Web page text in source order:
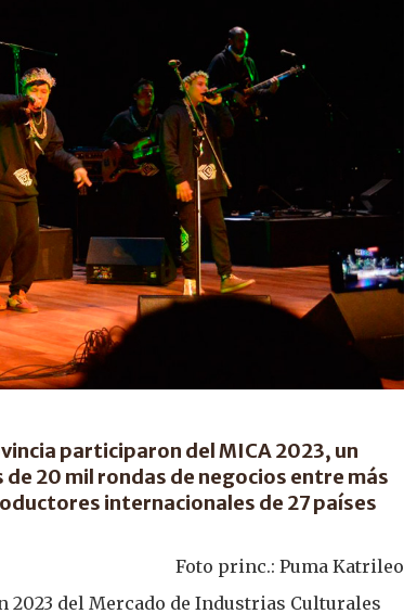
participaron del MICA 2023, un
20 mil rondas de negocios entre más
internacionales de 27 países
Foto princ.: Puma Katrileo
2023 del Mercado de Industrias Culturales